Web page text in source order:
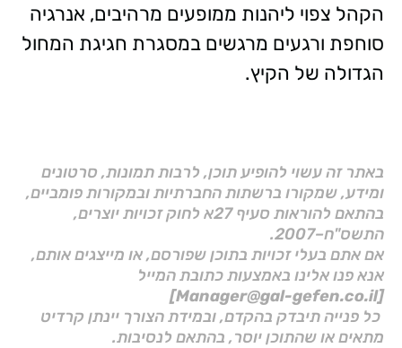
הקהל צפוי ליהנות ממופעים מרהיבים, אנרגיה
סוחפת ורגעים מרגשים במסגרת חגיגת המחול
הגדולה של הקיץ.
באתר זה עשוי להופיע תוכן, לרבות תמונות, סרטונים
ומידע, שמקורו ברשתות החברתיות ובמקורות פומביים,
בהתאם להוראות סעיף 27א לחוק זכויות יוצרים,
התשס"ח–2007.
אם אתם בעלי זכויות בתוכן שפורסם, או מייצגים אותם,
אנא פנו אלינו באמצעות כתובת המייל
[Manager@gal-gefen.co.il]
כל פנייה תיבדק בהקדם, ובמידת הצורך יינתן קרדיט
מתאים או שהתוכן יוסר, בהתאם לנסיבות.